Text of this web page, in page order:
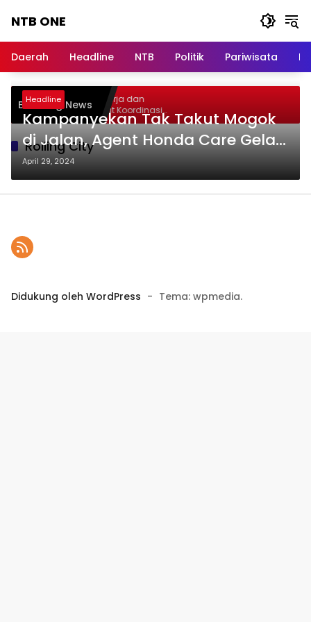
NTB ONE
dan
Berita
Lombok
Daerah Headline NTB Politik Pariwisata
Breaking News
Audiensi, Jasa Raharja dan
PANRB Perkuat Koordinasi
Kepatuhan PKB dan SWDKLLJ
Rolling City
Headline
Kampanyekan Tak Takut Mogok
di Jalan, Agent Honda Care Gelar
Rolling City
April 29, 2024
Didukung oleh WordPress - Tema: wpmedia.